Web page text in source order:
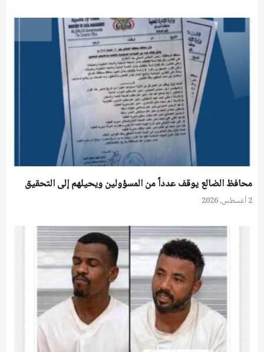
محافظ الضالع يوقف عدداً من المسؤولين ويحيلهم إلى التحقيق
2 أغسطس، 2026